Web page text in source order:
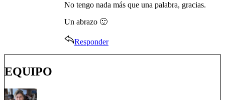
No tengo nada más que una palabra, gracias.
Un abrazo 🙂
Responder
EQUIPO